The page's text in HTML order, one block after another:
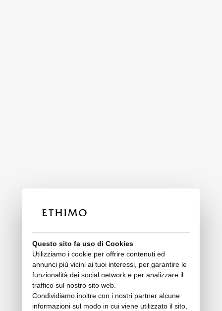
Questo sito fa uso di Cookies
Utilizziamo i cookie per offrire contenuti ed
annunci più vicini ai tuoi interessi, per garantire le
funzionalità dei social network e per analizzare il
traffico sul nostro sito web.
Condividiamo inoltre con i nostri partner alcune
informazioni sul modo in cui viene utilizzato il sito,